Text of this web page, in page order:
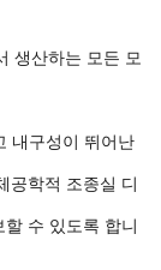
생산하는 모든 모
내구성이 뛰어난
공학적 조종실 디
수 있도록 합니